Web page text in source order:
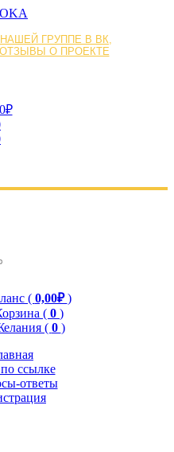
ГРУППЕ В ВК,
О ПРОЕКТЕ
( 0,00₽)
( 0 )
( 0 )
по ссылке
ответы